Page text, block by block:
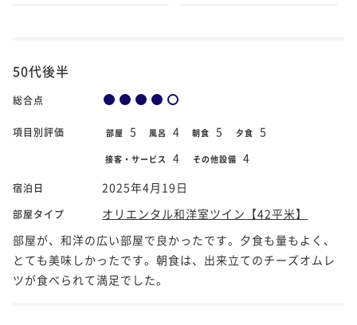
50代後半
総合点
項目別評価 部屋 5 風呂 4 朝食 5 夕食 5
接客・サービス 4 その他設備 4
宿泊日 2025年4月19日
部屋タイプ
オリエンタル和洋室ツイン【42平米】
部屋が、和洋の広い部屋で良かったです。夕食も量もよく、
とても美味しかったです。朝食は、出来立てのチーズオムレ
ツが食べられて満足でした。